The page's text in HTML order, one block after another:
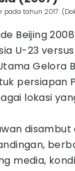
tahun 2017.
Beijing 2008
U-23
Gelora
persiapan
lokasi
disambut
media,